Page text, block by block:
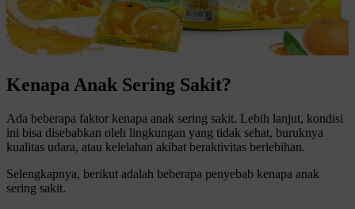
Kenapa Anak Sering Sakit?
Ada beberapa faktor kenapa anak sering sakit. Lebih lanjut, kondisi
ini bisa disebabkan oleh lingkungan yang tidak sehat, buruknya
kualitas udara, atau kelelahan akibat beraktivitas berlebihan.
Selengkapnya, berikut adalah beberapa penyebab kenapa anak
sering sakit.